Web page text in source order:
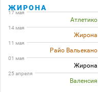
ЖИРОНА
17 мая
Атлетико
14 мая
Жирона
11 мая
Райо Вальекано
01 мая
Жирона
25 апреля
Валенсия